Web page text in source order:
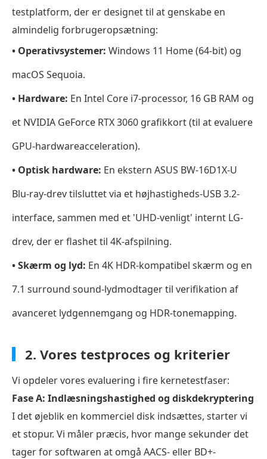
Blu-
ray-
bibliotek
open
source-
alternativ)
4.
DVDFab
til
mediebibliotek
4K
UHD-
Hvilken
den
bedste
afspillersoftware
testplatform, der er designet til at genskabe en
almindelig forbrugeropsætning:
• Operativsystemer: Windows 11 Home (64-bit) og
macOS Sequoia.
• Hardware: En Intel Core i7-processor, 16 GB RAM og
et NVIDIA GeForce RTX 3060 grafikkort (til at evaluere
GPU-hardwareacceleration).
• Optisk hardware: En ekstern ASUS BW-16D1X-U
Blu-ray-drev tilsluttet via et højhastigheds-USB 3.2-
interface, sammen med et 'UHD-venligt' internt LG-
drev, der er flashet til 4K-afspilning.
• Skærm og lyd: En 4K HDR-kompatibel skærm og en
7.1 surround sound-lydmodtager til verifikation af
avanceret lydgennemgang og HDR-tonemapping.
2. Vores testproces og kriterier
Vi opdeler vores evaluering i fire kernetestfaser:
Fase A: Indlæsningshastighed og diskdekryptering
I det øjeblik en kommerciel disk indsættes, starter vi
et stopur. Vi måler præcis, hvor mange sekunder det
tager for softwaren at omgå AACS- eller BD+-